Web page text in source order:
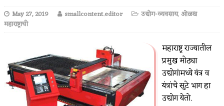
May 27, 2019 smallcontent.editor उद्योग-व्यवसाय,ओळख
महाराष्ट्राची
महाराष्ट्र राज्यातील
प्रमुख मोठ्या
उद्योगांमध्ये यंत्र व
यंत्रांचे सुटे भाग हा
उद्योग येतो.